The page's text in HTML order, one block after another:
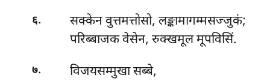
६.
सक्केन वुत्तमत्तोसो, लङ्कामागम्मसज्जुकं;
परिब्बाजक वेसेन, रुक्खमूल मूपविसिं.
७.
विजयसम्मुखा सब्बे,